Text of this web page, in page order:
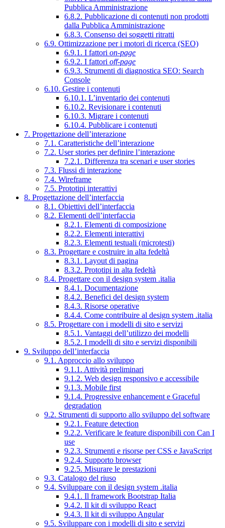
Pubblica Amministrazione
6.8.2. Pubblicazione di contenuti non prodotti
dalla Pubblica Amministrazione
6.8.3. Consenso dei soggetti ritratti
6.9. Ottimizzazione per i motori di ricerca (SEO)
6.9.1. I fattori on-page
6.9.2. I fattori off-page
6.9.3. Strumenti di diagnostica SEO: Search
Console
6.10. Gestire i contenuti
6.10.1. L’inventario dei contenuti
6.10.2. Revisionare i contenuti
6.10.3. Migrare i contenuti
6.10.4. Pubblicare i contenuti
7. Progettazione dell’interazione
7.1. Caratteristiche dell’interazione
7.2. User stories per definire l’interazione
7.2.1. Differenza tra scenari e user stories
7.3. Flussi di interazione
7.4. Wireframe
7.5. Prototipi interattivi
8. Progettazione dell’interfaccia
8.1. Obiettivi dell’interfaccia
8.2. Elementi dell’interfaccia
8.2.1. Elementi di composizione
8.2.2. Elementi interattivi
8.2.3. Elementi testuali (microtesti)
8.3. Progettare e costruire in alta fedeltà
8.3.1. Layout di pagina
8.3.2. Prototipi in alta fedeltà
8.4. Progettare con il design system .italia
8.4.1. Documentazione
8.4.2. Benefici del design system
8.4.3. Risorse operative
8.4.4. Come contribuire al design system .italia
8.5. Progettare con i modelli di sito e servizi
8.5.1. Vantaggi dell’utilizzo dei modelli
8.5.2. I modelli di sito e servizi disponibili
9. Sviluppo dell’interfaccia
9.1. Approccio allo sviluppo
9.1.1. Attività preliminari
9.1.2. Web design responsivo e accessibile
9.1.3. Mobile first
9.1.4. Progressive enhancement e Graceful
degradation
9.2. Strumenti di supporto allo sviluppo del software
9.2.1. Feature detection
9.2.2. Verificare le feature disponibili con Can I
use
9.2.3. Strumenti e risorse per CSS e JavaScript
9.2.4. Supporto browser
9.2.5. Misurare le prestazioni
9.3. Catalogo del riuso
9.4. Sviluppare con il design system .italia
9.4.1. Il framework Bootstrap Italia
9.4.2. Il kit di sviluppo React
9.4.3. Il kit di sviluppo Angular
9.5. Sviluppare con i modelli di sito e servizi